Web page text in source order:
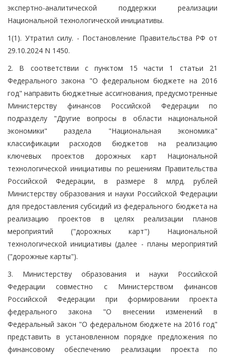
экспертно-аналитической поддержки реализации
Национальной технологической инициативы.
1(1). Утратил силу. - Постановление Правительства РФ от
29.10.2024 N 1450.
2. В соответствии с пунктом 15 части 1 статьи 21
Федерального закона "О федеральном бюджете на 2016
год" направить бюджетные ассигнования, предусмотренные
Министерству финансов Российской Федерации по
подразделу "Другие вопросы в области национальной
экономики" раздела "Национальная экономика"
классификации расходов бюджетов на реализацию
ключевых проектов дорожных карт Национальной
технологической инициативы по решениям Правительства
Российской Федерации, в размере 8 млрд. рублей
Министерству образования и науки Российской Федерации
для предоставления субсидий из федерального бюджета на
реализацию проектов в целях реализации планов
мероприятий ("дорожных карт") Национальной
технологической инициативы (далее - планы мероприятий
("дорожные карты").
3. Министерству образования и науки Российской
Федерации совместно с Министерством финансов
Российской Федерации при формировании проекта
федерального закона "О внесении изменений в
Федеральный закон "О федеральном бюджете на 2016 год"
представить в установленном порядке предложения по
финансовому обеспечению реализации проекта по